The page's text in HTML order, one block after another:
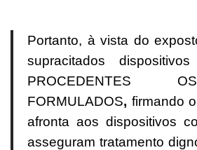
Portanto, à vista do
supracitados
PROCEDENTES
FORMULADOS, firmando
afronta aos dispositivos
asseguram tratamento